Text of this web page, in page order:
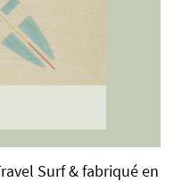
Surf & fabriqué en